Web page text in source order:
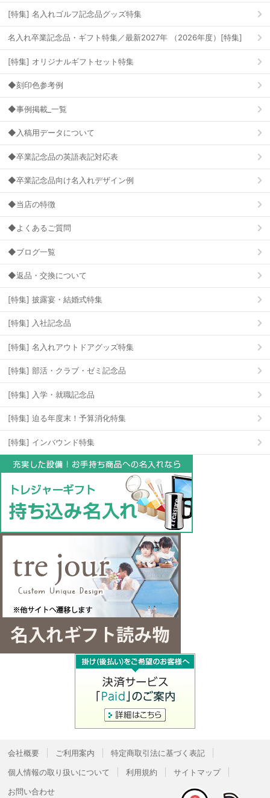
[特集] 名入れゴルフ記念品グッズ特集
名入れ卒業記念品・ギフト特集／最新2027年 （2026年度）[特集]
[特集] オリジナルギフトセット特集
◆刻印色参考例
◆事例掲載_一覧
◆入稿用データについて
◆卒業記念品の英語表記対応表
◆卒業記念品向け名入れデザイン例
◆当店の特徴
◆よくあるご質問
◆ブログ一覧
◆返品・交換について
[特集] 披露宴・結婚式特集
[特集] 入社記念品
[特集] 名入れアウトドアグッズ特集
[特集] 部活・クラブ・ゼミ記念品
[特集] 入学・就職記念品
[特集] 迫る年度末！予算消化特集
[特集] インバウンド特集
会社概要 ご利用案内
特定商取引法に基づく表記
個人情報の取り扱いについて
利用規約
サイトマップ
お問い合わせ